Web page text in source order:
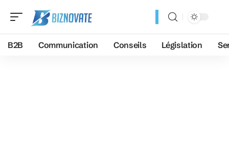
B2B Communication Conseils Législation